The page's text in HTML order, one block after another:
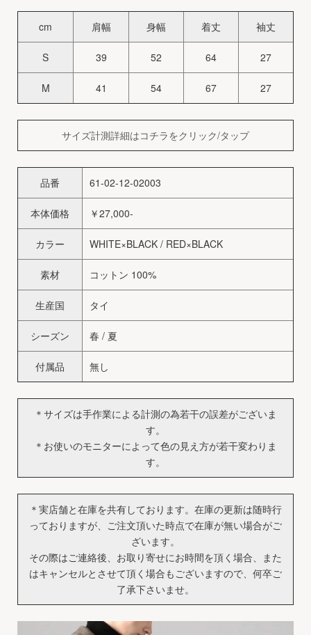
cm 肩幅 身幅 着丈 袖丈
S 39 52 64 27
M 41 54 67 27
サイズ計測詳細はコチラをクリック/タップ
品番 61-02-12-02003
本体価格 ￥27,000-
カラー WHITE×BLACK / RED×BLACK
素材 コットン 100%
生産国 タイ
シーズン 春 / 夏
付属品 無し
＊サイズは手作業による計測の為若干の誤差がございま
す。
＊お使いのモニターによって色の見え方が若干変わりま
す。
＊実店舗と在庫を共有しております。在庫の更新は随時行
っておりますが、ご注文頂いた時点で在庫が無い場合がご
ざいます。
その際はご連絡後、お取り寄せにお時間を頂く場合、また
はキャンセルとさせて頂く場合もございますので、何卒ご
了承下さいませ。